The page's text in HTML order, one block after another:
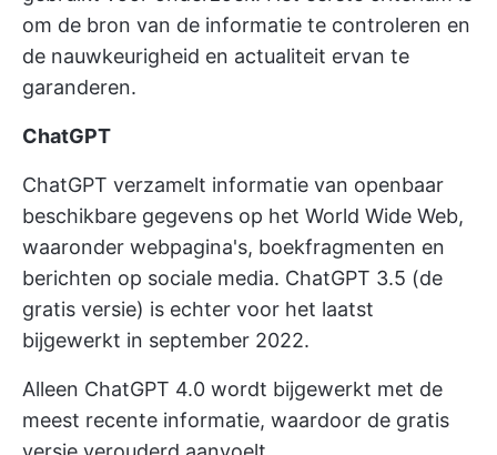
om de bron van de informatie te controleren en
de nauwkeurigheid en actualiteit ervan te
garanderen.
ChatGPT
ChatGPT verzamelt informatie van openbaar
beschikbare gegevens op het World Wide Web,
waaronder webpagina's, boekfragmenten en
berichten op sociale media. ChatGPT 3.5 (de
gratis versie) is echter voor het laatst
bijgewerkt in september 2022.
Alleen ChatGPT 4.0 wordt bijgewerkt met de
meest recente informatie, waardoor de gratis